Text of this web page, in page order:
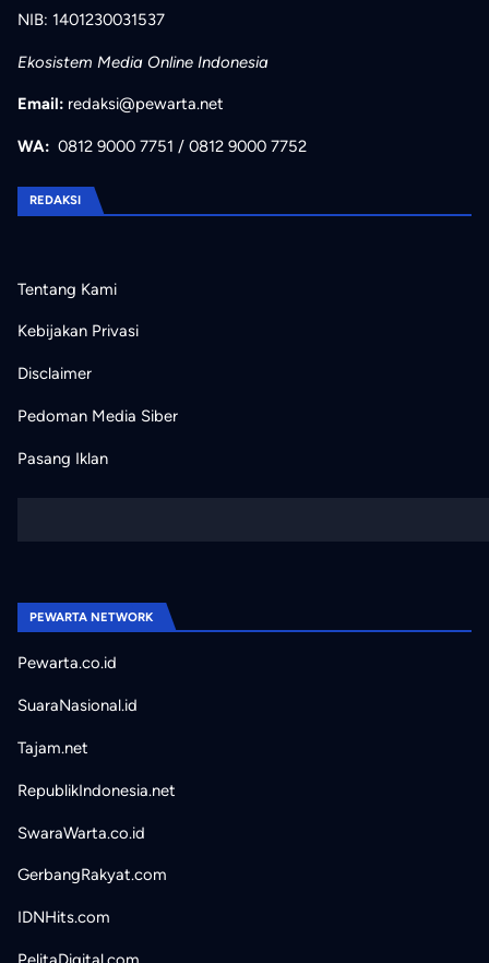
NIB: 1401230031537
Ekosistem Media Online Indonesia
Email: redaksi@pewarta.net
WA: 0812 9000 7751 / 0812 9000 7752
REDAKSI
Tentang Kami
Kebijakan Privasi
Disclaimer
Pedoman Media Siber
Pasang Iklan
PEWARTA NETWORK
Pewarta.co.id
SuaraNasional.id
Tajam.net
RepublikIndonesia.net
SwaraWarta.co.id
GerbangRakyat.com
IDNHits.com